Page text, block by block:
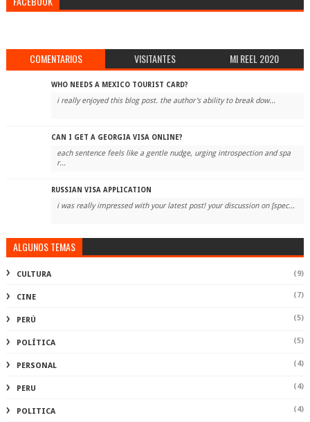
COMENTARIOS VISITANTES MI REEL 2020
WHO NEEDS A MEXICO TOURIST CARD?
i really enjoyed this blog post. the author's ability to break dow...
CAN I GET A GEORGIA VISA ONLINE?
each sentence feels like a gentle nudge, urging introspection and spa
r...
RUSSIAN VISA APPLICATION
i was really impressed with your latest post! your discussion on [spec...
ALGUNOS TEMAS
CULTURA (9)
CINE (7)
PERÚ (5)
POLÍTICA (5)
PERSONAL (4)
PERU (4)
POLITICA (4)